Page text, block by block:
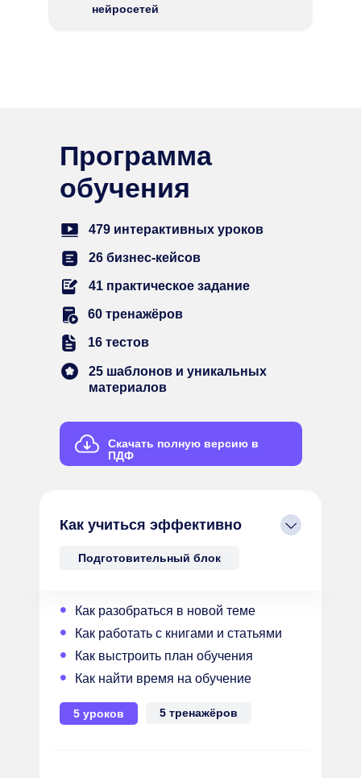
нейросетей
Как учиться эффективно
Подготовительный блок
Программа
обучения
26 бизнес-кейсов
25 шаблонов и уникальных
материалов
16 тестов
479 интерактивных уроков
41 практическое задание
60 тренажёров
Скачать полную версию в
ПДФ
Как работать с книгами и статьями
•
Как разобраться в новой теме
•
5 уроков
Как выстроить план обучения
•
Как найти время на обучение
•
5 тренажёров